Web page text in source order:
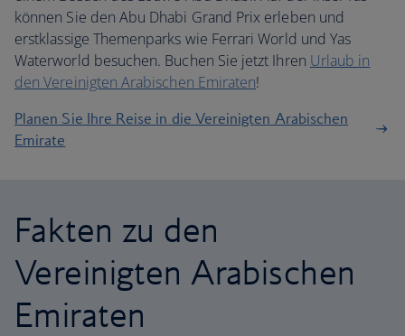
können Sie den Abu Dhabi Grand Prix erleben und
erstklassige Themenparks wie Ferrari World und Yas
Waterworld besuchen. Buchen Sie jetzt Ihren Urlaub in
den Vereinigten Arabischen Emiraten!
Planen Sie Ihre Reise in die Vereinigten Arabischen
Emirate
Fakten zu den
Vereinigten Arabischen
Emiraten